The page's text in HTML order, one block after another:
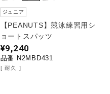
ジュニア
【PEANUTS】競泳練習用シ
ョートスパッツ
¥9,240
品番 N2MBD431
耐久